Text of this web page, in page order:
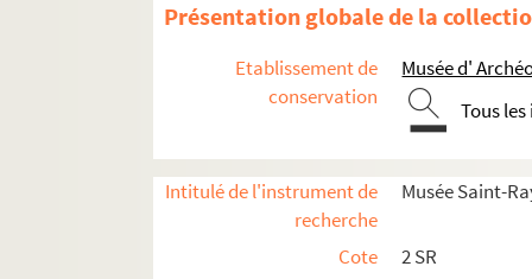
Présentation globale de la
Etablissement de
conservation
Musée d'
Tous
Intitulé de l'instrument de
recherche
Musée Saint-
Cote
2 SR